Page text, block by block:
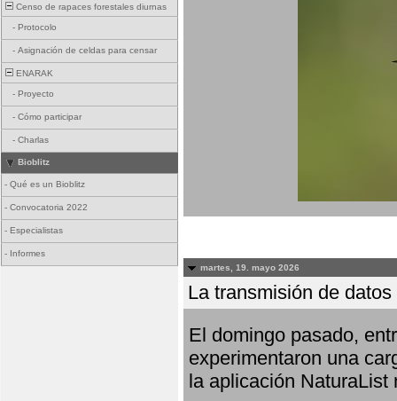
Censo de rapaces forestales diurnas
- Protocolo
- Asignación de celdas para censar
ENARAK
- Proyecto
- Cómo participar
- Charlas
Bioblitz
- Qué es un Bioblitz
- Convocatoria 2022
- Especialistas
- Informes
martes, 19. mayo 2026
La transmisión de
El domingo pasado,
experimentaron una
la aplicación NaturaList